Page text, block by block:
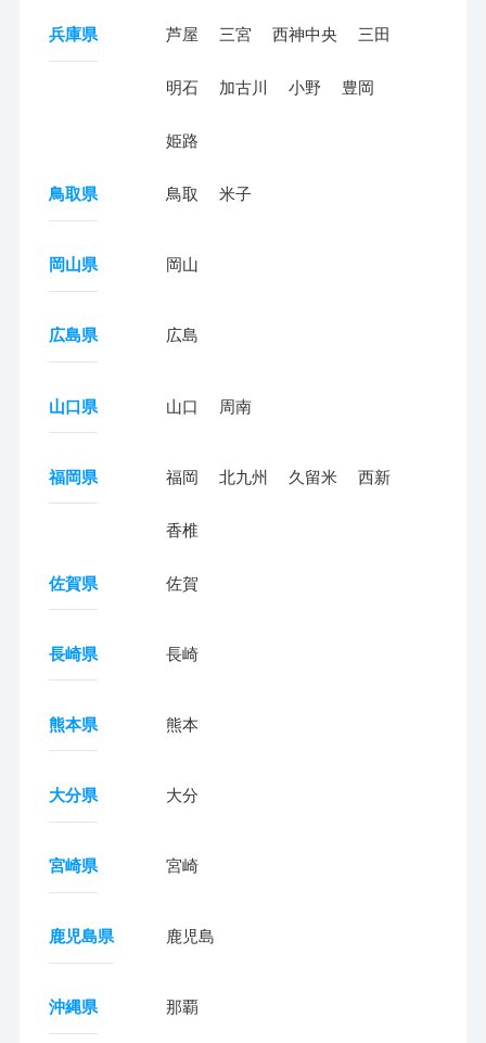
兵庫県 芦屋 三宮 西神中央 三田
明石 加古川 小野 豊岡
姫路
鳥取県 鳥取 米子
岡山県 岡山
広島県 広島
山口県 山口 周南
福岡県 福岡 北九州 久留米 西新
香椎
佐賀県 佐賀
長崎県 長崎
熊本県 熊本
大分県 大分
宮崎県 宮崎
鹿児島県 鹿児島
沖縄県 那覇